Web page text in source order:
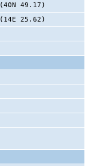
49.17)
25.62)